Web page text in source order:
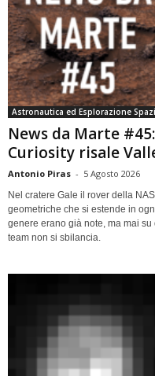
Astronautica ed Esplorazione
News da Marte
Curiosity risale
Antonio Piras - 5 Agosto 2026
Nel cratere Gale il rover della
geometriche che si estende in
genere erano già note, ma mai
team non si sbilancia.